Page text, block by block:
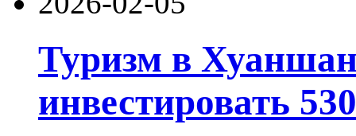
Туризм в
инвестировать